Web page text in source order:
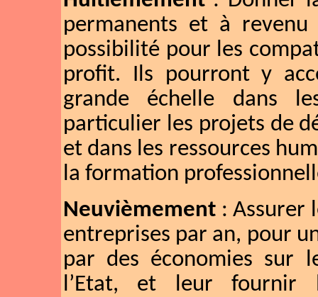
permanents et à
possibilité pour les
profit. Ils pourront y
grande échelle dans
particulier les projets de
et dans les ressources
la formation
Neuvièmement : Assurer
entreprises par an, pour
par des économies sur
l’Etat, et leur fournir